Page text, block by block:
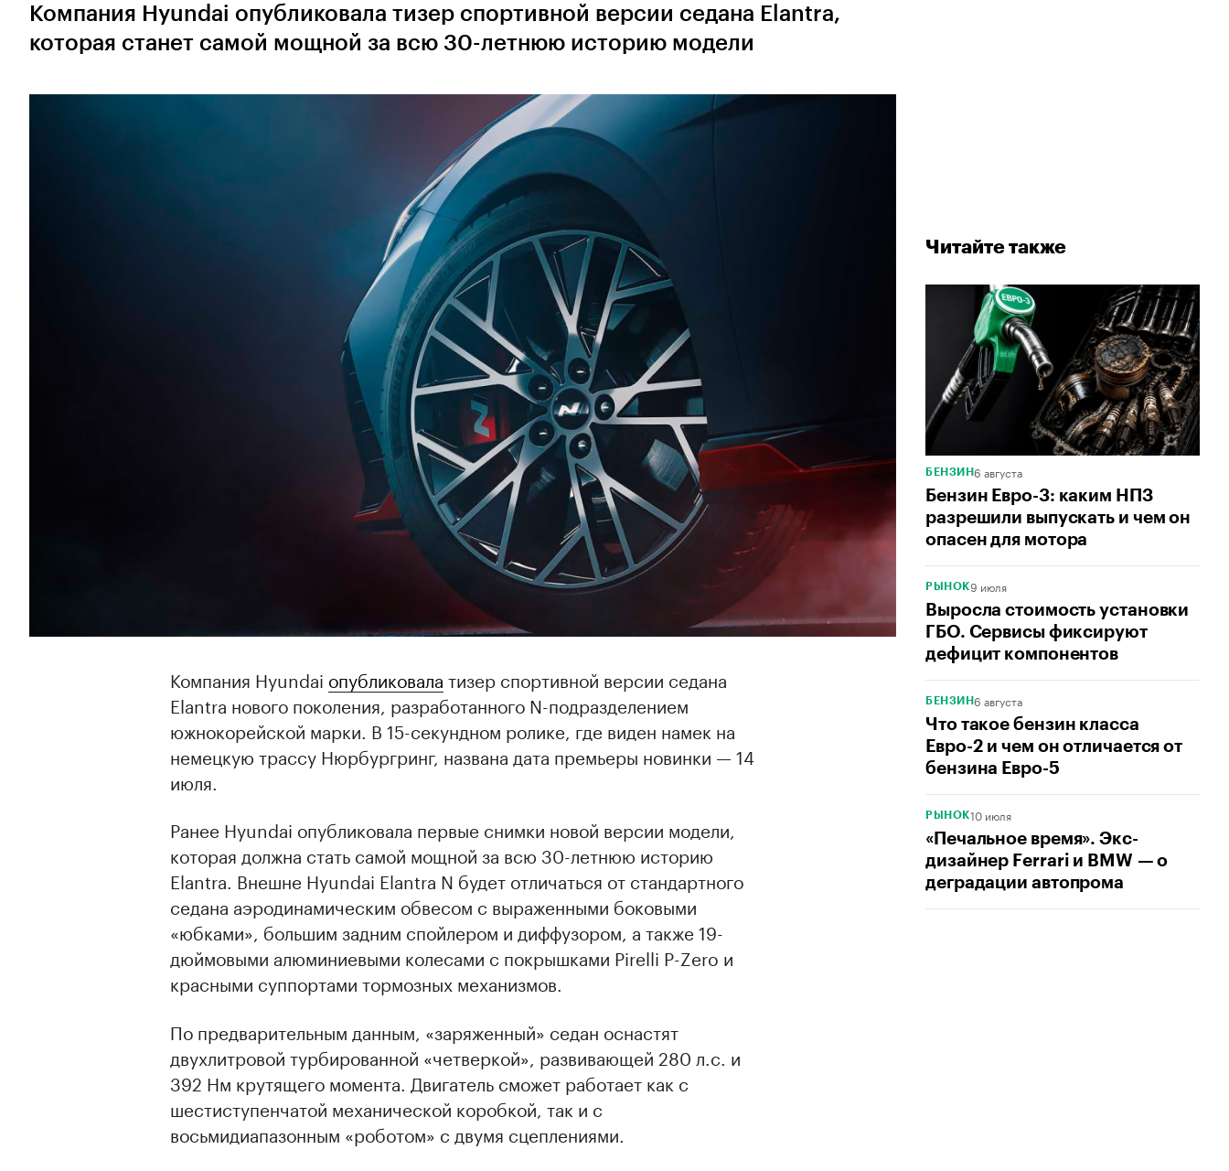
Читайте также
БЕНЗИН6 августа
Бензин Евро-3: каким НПЗ
разрешили выпускать и чем он
опасен для мотора
РЫНОК9 июля
Выросла стоимость установки
ГБО. Сервисы фиксируют
дефицит компонентов
БЕНЗИН6 августа
Что такое бензин класса
Евро-2 и чем он отличается от
бензина Евро-5
РЫНОК10 июля
«Печальное время». Экс-
дизайнер Ferrari и BMW — о
деградации автопрома
Компания Hyundai опубликовала тизер спортивной версии седана Elantra,
которая станет самой мощной за всю 30-летнюю историю модели
Компания Hyundai опубликовала тизер спортивной версии седана
Elantra нового поколения, разработанного N-подразделением
южнокорейской марки. В 15-секундном ролике, где виден намек на
немецкую трассу Нюрбургринг, названа дата премьеры новинки — 14
июля.
Ранее Hyundai опубликовала первые снимки новой версии модели,
которая должна стать самой мощной за всю 30-летнюю историю
Elantra. Внешне Hyundai Elantra N будет отличаться от стандартного
седана аэродинамическим обвесом с выраженными боковыми
«юбками», большим задним спойлером и диффузором, а также 19-
дюймовыми алюминиевыми колесами с покрышками Pirelli P-Zero и
красными суппортами тормозных механизмов.
По предварительным данным, «заряженный» седан оснастят
двухлитровой турбированной «четверкой», развивающей 280 л.с. и
392 Нм крутящего момента. Двигатель сможет работает как с
шестиступенчатой механической коробкой, так и с
восьмидиапазонным «роботом» с двумя сцеплениями.